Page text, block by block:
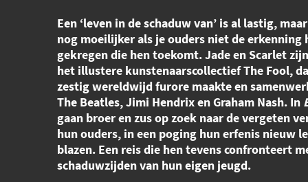
Een ‘leven in de schaduw van’ is al lastig,
nog moeilijker als je ouders niet de erkenning
gekregen die hen toekomt. Jade en Scarlet
het illustere kunstenaarscollectief The Fool,
zestig wereldwijd furore maakte en
The Beatles, Jimi Hendrix en Graham Nash. In
gaan broer en zus op zoek naar de vergeten
hun ouders, in een poging hun erfenis nieuw
blazen. Een reis die hen tevens confronteert
schaduwzijden van hun eigen jeugd.